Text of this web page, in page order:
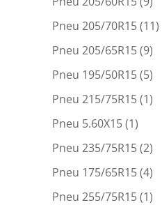
Pneu 205/70R15(11)
Pneu 205/65R15(9)
Pneu 195/50R15(5)
Pneu 215/75R15(1)
Pneu 5.60X15(1)
Pneu 235/75R15(2)
Pneu 175/65R15(4)
Pneu 255/75R15(1)